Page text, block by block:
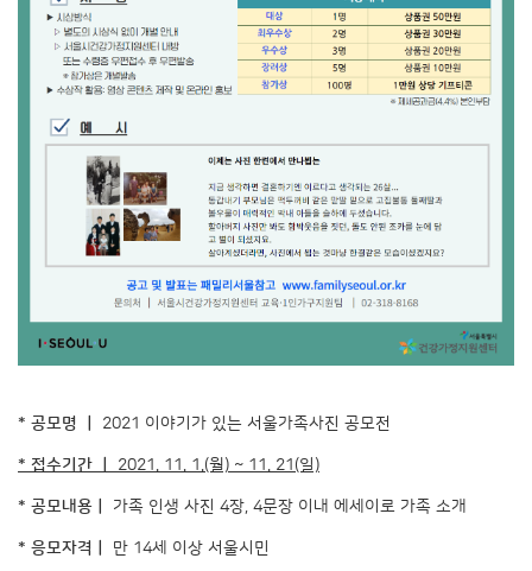
* 공모명 ｜ 2021 이야기가 있는 서울가족사진 공모전
* 접수기간 ｜ 2021. 11. 1.(월) ~ 11. 21(일)
* 공모내용｜ 가족 인생 사진 4장, 4문장 이내 에세이로 가족 소개
* 응모자격｜ 만 14세 이상 서울시민